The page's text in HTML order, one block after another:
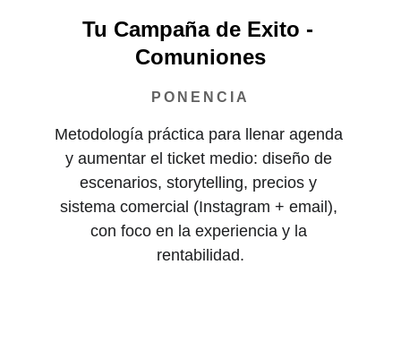
Tu Campaña de Exito -
Comuniones
PONENCIA
Metodología práctica para llenar agenda
y aumentar el ticket medio: diseño de
escenarios, storytelling, precios y
sistema comercial (Instagram + email),
con foco en la experiencia y la
rentabilidad.